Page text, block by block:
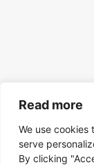
Read more
We use cookies
serve
By clicking